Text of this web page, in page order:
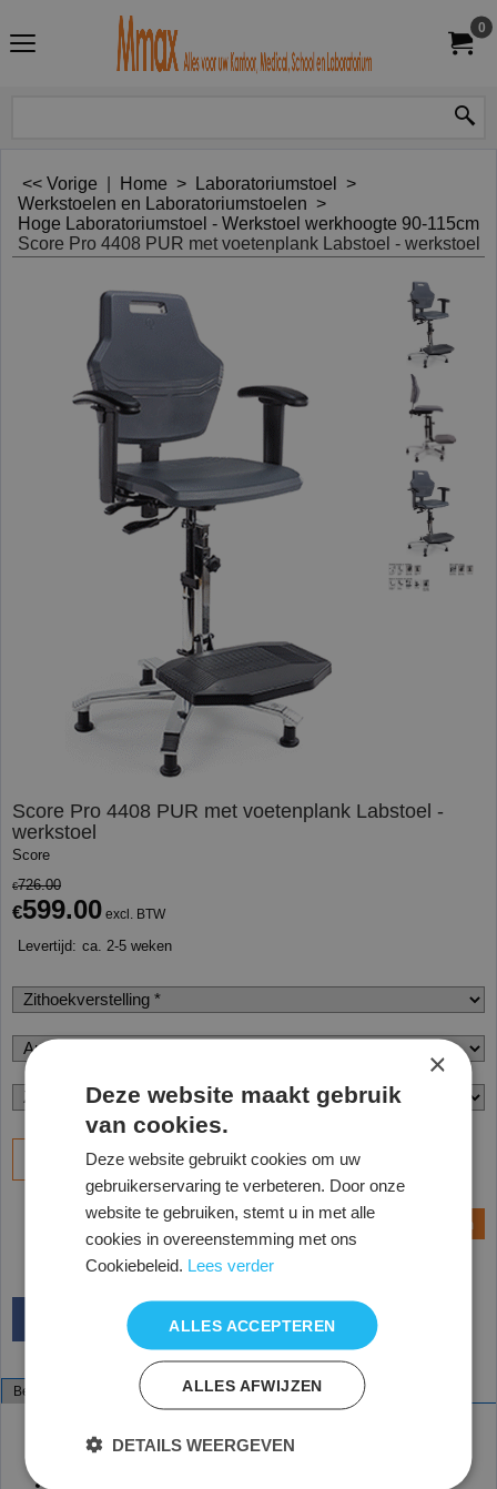
0
<< Vorige Home > Laboratoriumstoel
>
Werkstoelen en Laboratoriumstoelen >
Hoge Laboratoriumstoel - Werkstoel werkhoogte 90-115cm
Score Pro 4408 PUR met voetenplank Labstoel - werkstoel
Score Pro 4408 PUR met voetenplank Labstoel -
werkstoel
Score
€726.00
€599.00 excl. BTW
Levertijd: ca. 2-5 weken
Bestel
Vraag een offerte aan
Beschrijving
Specificaties
Werkblad hoogte 90-115 cm
Hoogte verstelling 67- 84 cm.
×
Deze website maakt gebruik
van cookies.
Deze website gebruikt cookies om uw
gebruikerservaring te verbeteren. Door onze
website te gebruiken, stemt u in met alle
cookies in overeenstemming met ons
Cookiebeleid. Lees verder
ALLES ACCEPTEREN
ALLES AFWIJZEN
DETAILS WEERGEVEN